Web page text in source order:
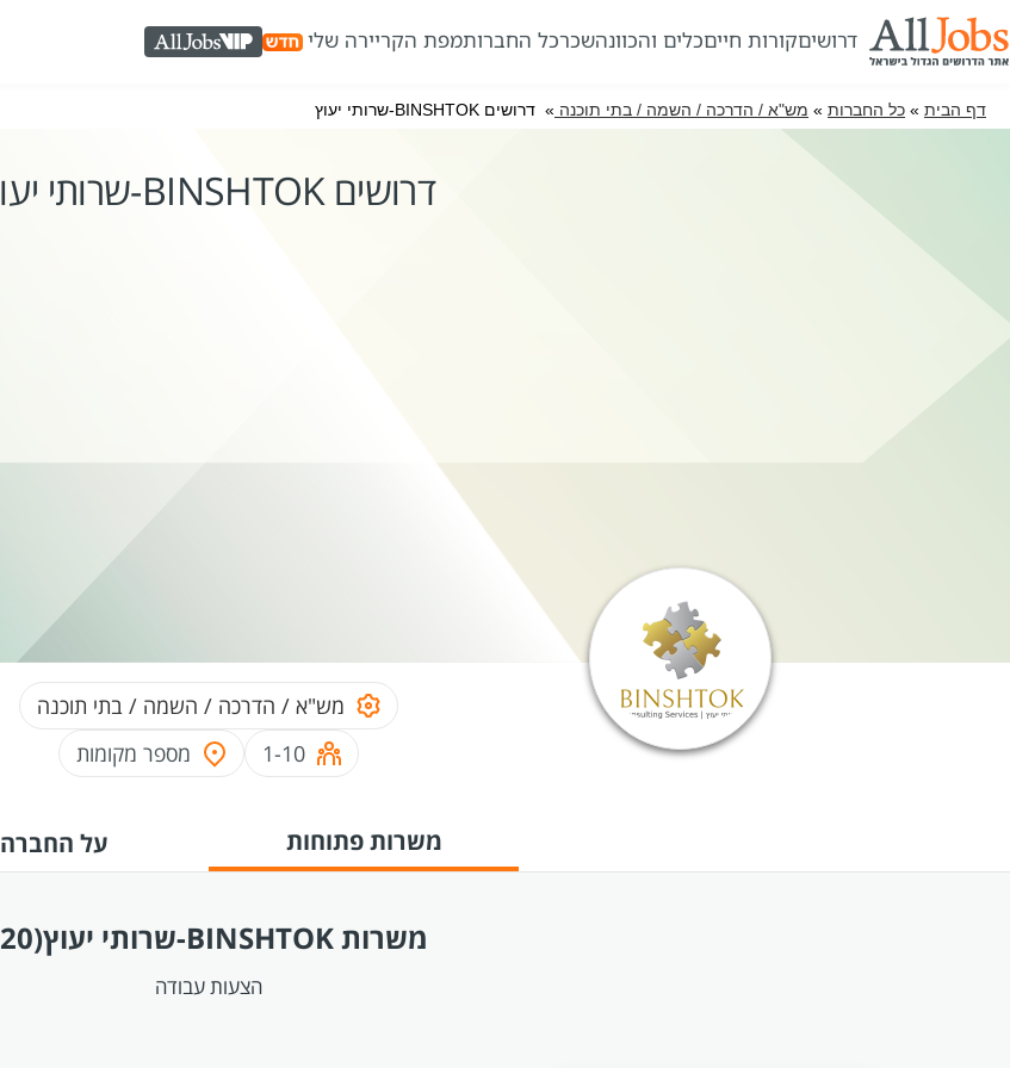
דרושיםקורות חייםכלים והכוונהשכרכל החברותמפת הקריירה שלי AllJobs VIP
דף הבית » כל החברות » מש"א / הדרכה / השמה / בתי תוכנה » דרושים BINSHTOK-שרותי יעוץ
דרושים BINSHTOK-שרותי יעוץ
מש"א / הדרכה / השמה / בתי תוכנה
1-10
מספר מקומות
משרות פתוחות על החברה
משרות BINSHTOK-שרותי יעוץ (20)
הצעות עבודה